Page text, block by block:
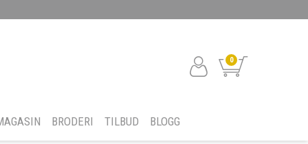
0
BRODERI TILBUD BLOGG